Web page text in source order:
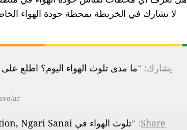
لا تشارك في الخريطة بمحطة جودة الهواء
يشارك: “ما مدى تلوث الهواء اليوم؟ اطلع على
ar/
Share
: “تلوث الهواء في Ngari Station, Ngari Sanai: مؤشر جودة الهواء في الوقت الفعلي (AQI)